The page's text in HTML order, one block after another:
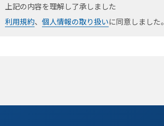
上記の内容を理解し了承しました
利用規約、 個人情報の取り扱いに同意しました。